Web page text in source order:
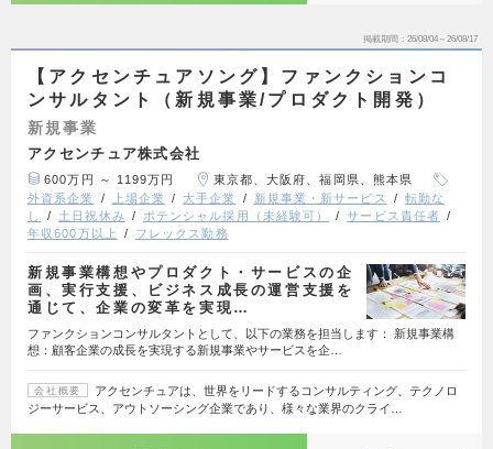
掲載期間 26/08/04～26/08/17
【アクセンチュアソング】ファンクションコ
ンサルタント（新規事業/プロダクト開発）
新規事業
アクセンチュア株式会社
600万円 ～ 1199万円
東京都、大阪府、福岡県、熊本県
外資系企業
上場企業 大手企業 新規事業・新サービス
転勤な
し
土日祝休み ポテンシャル採用（未経験可）
サービス責任者
年収600万以上
フレックス勤務
新規事業構想やプロダクト・サービスの企
画、実行支援、ビジネス成長の運営支援を
通じて、企業の変革を実現…
ファンクションコンサルタントとして、以下の業務を担当します： 新規事業構
想：顧客企業の成長を実現する新規事業やサービスを企…
会社概要
アクセンチュアは、世界をリードするコンサルティング、テクノロ
ジーサービス、アウトソーシング企業であり、様々な業界のクライ…